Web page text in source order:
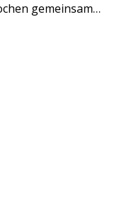
gemeinsam…